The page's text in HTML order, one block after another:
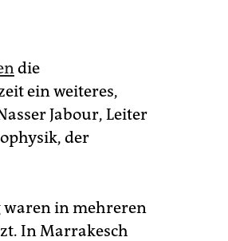
die
ein weiteres,
Jabour, Leiter
der
waren in mehreren
In Marrakesch